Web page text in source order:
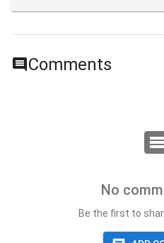
Comments
No
Be the first to